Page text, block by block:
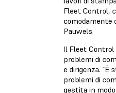
Fleet Control,
comodamente
Pauwels.
Il Fleet Control
problemi di
e dirigenza. "È
problemi di
gestita in